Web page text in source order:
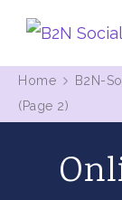
B2N
Home B2N-
(Page 2)